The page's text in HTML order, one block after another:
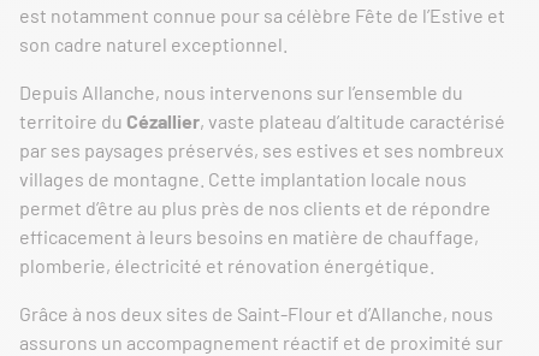
est notamment connue pour sa célèbre Fête de l’Estive et
son cadre naturel exceptionnel.
Depuis Allanche, nous intervenons sur l’ensemble du
territoire du Cézallier, vaste plateau d’altitude caractérisé
par ses paysages préservés, ses estives et ses nombreux
villages de montagne. Cette implantation locale nous
permet d’être au plus près de nos clients et de répondre
efficacement à leurs besoins en matière de chauffage,
plomberie, électricité et rénovation énergétique.
Grâce à nos deux sites de Saint-Flour et d’Allanche, nous
assurons un accompagnement réactif et de proximité sur